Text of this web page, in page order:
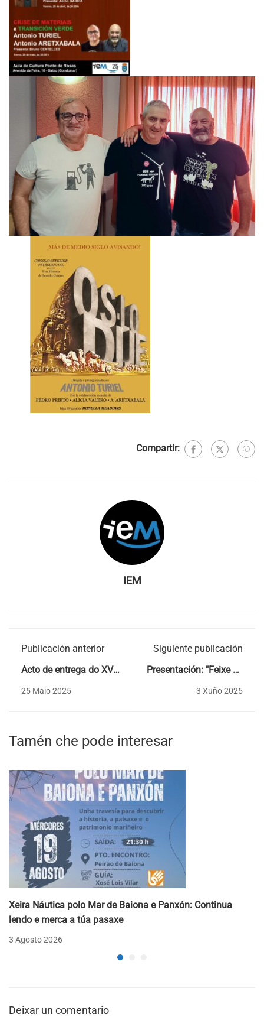
Compartir:
IEM
Publicación anterior
Acto de entrega do XVI
Premio de Poesía
25 Maio 2025
Siguiente publicación
Presentación: "Feixe de
flores para Galicia"
3 Xuño 2025
Tamén che pode interesar
Xeira Náutica polo Mar de Baiona e Panxón: Continua
lendo e merca a túa pasaxe
3 Agosto 2026
Deixar un comentario